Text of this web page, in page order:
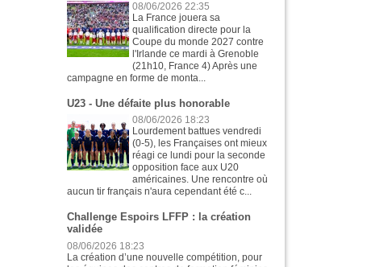
08/06/2026 22:35
La France jouera sa
qualification directe pour la
Coupe du monde 2027 contre
l'Irlande ce mardi à Grenoble
(21h10, France 4) Après une
campagne en forme de monta...
U23 - Une défaite plus honorable
08/06/2026 18:23
Lourdement battues vendredi
(0-5), les Françaises ont mieux
réagi ce lundi pour la seconde
opposition face aux U20
américaines. Une rencontre où
aucun tir français n'aura cependant été c...
Challenge Espoirs LFFP : la création
validée
08/06/2026 18:23
La création d’une nouvelle compétition, pour